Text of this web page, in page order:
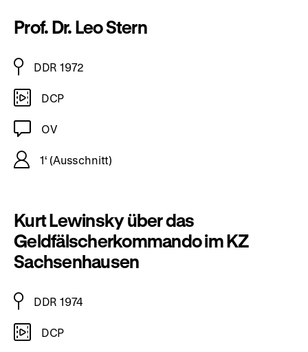
Prof. Dr. Leo Stern
DDR 1972
DCP
OV
1‘ (Ausschnitt)
Kurt Lewinsky über das
Geldfälscherkommando im KZ
Sachsenhausen
DDR 1974
DCP